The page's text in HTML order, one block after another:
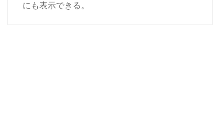
にも表示できる。